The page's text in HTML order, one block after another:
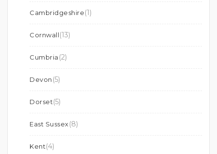
Cambridgeshire(1)
Cornwall(13)
Cumbria (2)
Devon (5)
Dorset(5)
East Sussex(8)
Kent(4)